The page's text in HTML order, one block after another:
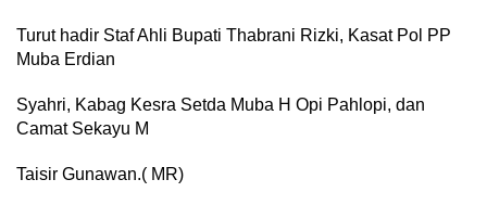
Turut hadir Staf Ahli Bupati Thabrani Rizki, Kasat Pol PP
Muba Erdian
Syahri, Kabag Kesra Setda Muba H Opi Pahlopi, dan
Camat Sekayu M
Taisir Gunawan.( MR)